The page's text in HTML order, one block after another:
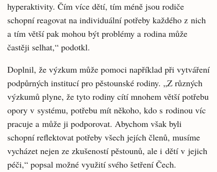
hyperaktivity. Čím více dětí, tím méně jsou rodiče
schopní reagovat na individuální potřeby každého z nich
a tím větší pak mohou být problémy a rodina může
častěji selhat,“ podotkl.
Doplnil, že výzkum může pomoci například při vytváření
podpůrných institucí pro pěstounské rodiny. „Z různých
výzkumů plyne, že tyto rodiny cítí mnohem větší potřebu
opory v systému, potřebu mít někoho, kdo s rodinou víc
pracuje a může ji podporovat. Abychom však byli
schopní reflektovat potřeby všech jejích členů, musíme
vycházet nejen ze zkušeností pěstounů, ale i dětí v jejich
péči,“ popsal možné využití svého šetření Čech.